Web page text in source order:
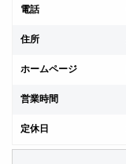
電話
住所
ホームページ
営業時間
定休日